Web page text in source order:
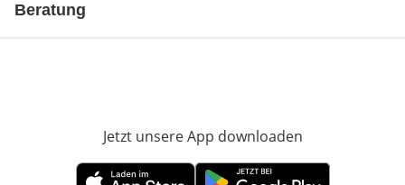
Beratung
Jetzt unsere App downloaden